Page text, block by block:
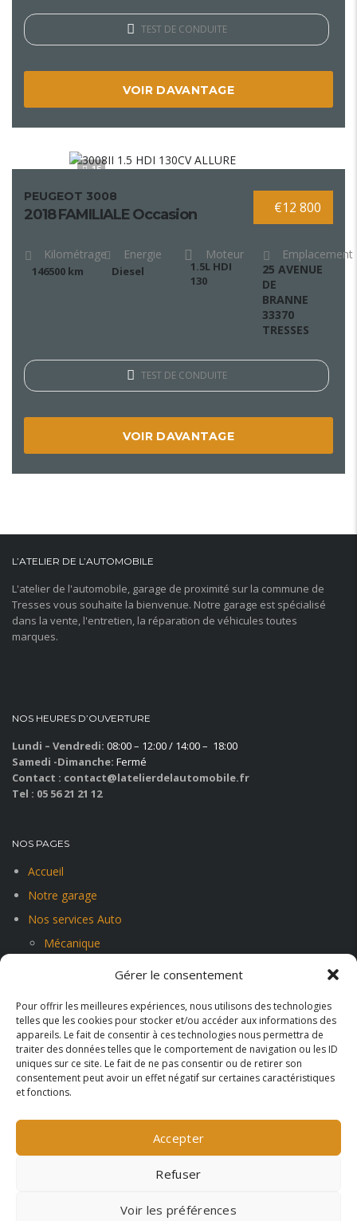
Gérer le consentement
Pour offrir les meilleures expériences, nous utilisons des technologies
telles que les cookies pour stocker et/ou accéder aux informations des
appareils. Le fait de consentir à ces technologies nous permettra de
traiter des données telles que le comportement de navigation ou les ID
uniques sur ce site. Le fait de ne pas consentir ou de retirer son
consentement peut avoir un effet négatif sur certaines caractéristiques
et fonctions.
Accepter
Refuser
Voir les préférences
TEST DE CONDUITE
VOIR DAVANTAGE
15
€12 800
PEUGEOT 3008
2018 FAMILIALE Occasion
Kilométrage
146500 km
Energie
Diesel
Moteur
1.5L HDI
130
Emplacement
25 AVENUE
DE
BRANNE
33370
TRESSES
TEST DE CONDUITE
VOIR DAVANTAGE
L’ATELIER DE L’AUTOMOBILE
L'atelier de l'automobile, garage de proximité sur la commune de
Tresses vous souhaite la bienvenue. Notre garage est spécialisé
dans la vente, l'entretien, la réparation de véhicules toutes
marques.
NOS HEURES D’OUVERTURE
Lundi – Vendredi: 08:00 – 12:00 / 14:00 – 18:00
Samedi -Dimanche: Fermé
Contact : contact@latelierdelautomobile.fr
Tel : 05 56 21 21 12
NOS PAGES
Accueil
Notre garage
Nos services Auto
Mécanique
Carrosserie-peinture-vitrage
Contact
NOS RÉSEAUX SOCIAUX